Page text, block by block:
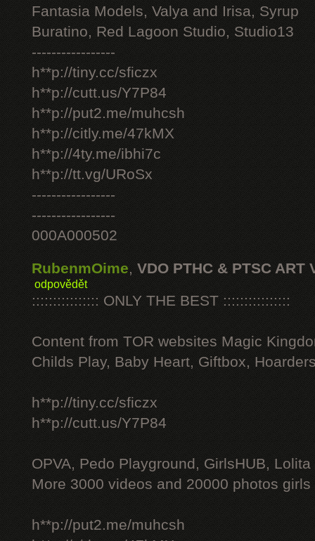
Fantasia Models, Valya and Irisa, Syrup
Buratino, Red Lagoon Studio, Studio13
-----------------
h**p://tiny.cc/sficzx
h**p://cutt.us/Y7P84
h**p://put2.me/muhcsh
h**p://citly.me/47kMX
h**p://4ty.me/ibhi7c
h**p://tt.vg/URoSx
-----------------
-----------------
000A000502
RubenmOime, VDO PTHC & PTSC ART
odpovědět
:::::::::::::::: ONLY THE BEST ::::::::::::::::
Content from TOR websites Magic
Childs Play, Baby Heart, Giftbox,
h**p://tiny.cc/sficzx
h**p://cutt.us/Y7P84
OPVA, Pedo Playground, GirlsHUB, Lolita
More 3000 videos and 20000 photos
h**p://put2.me/muhcsh